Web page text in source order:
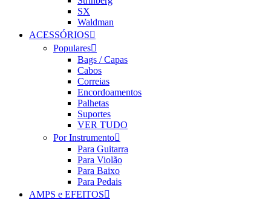
SX
Waldman
ACESSÓRIOS
Populares
Bags / Capas
Cabos
Correias
Encordoamentos
Palhetas
Suportes
VER TUDO
Por Instrumento
Para Guitarra
Para Violão
Para Baixo
Para Pedais
AMPS e EFEITOS